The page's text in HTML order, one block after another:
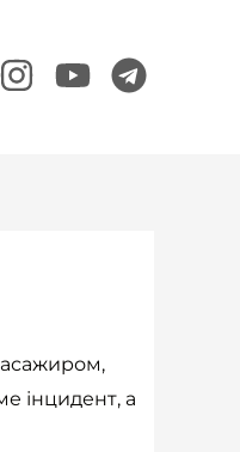
Instagram
Youtube
інцидент, а